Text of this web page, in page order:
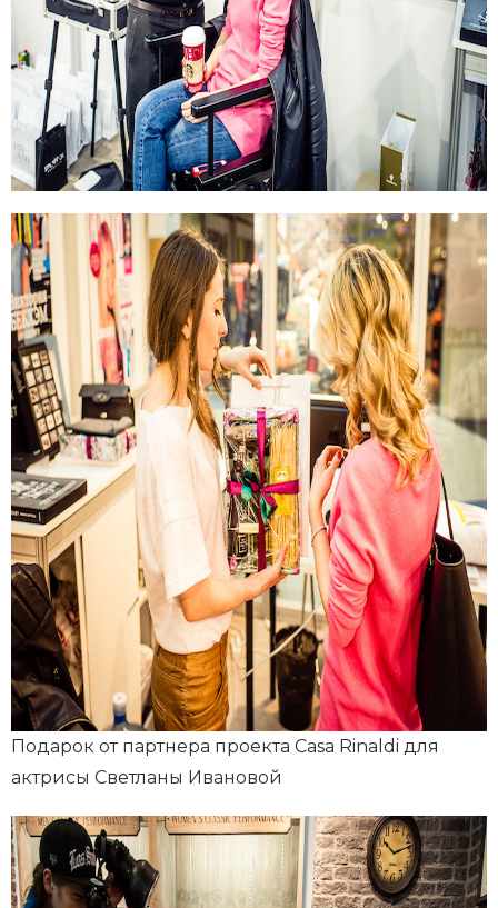
Подарок от партнера проекта Casa Rinaldi для
актрисы Светланы Ивановой